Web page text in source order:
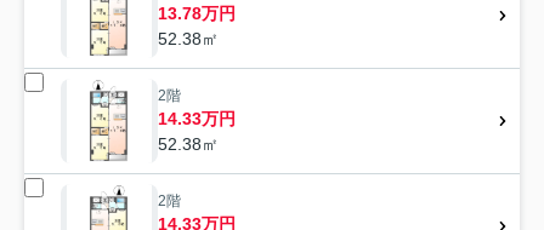
13.78万円
52.38㎡
2階
14.33万円
52.38㎡
2階
14.33万円